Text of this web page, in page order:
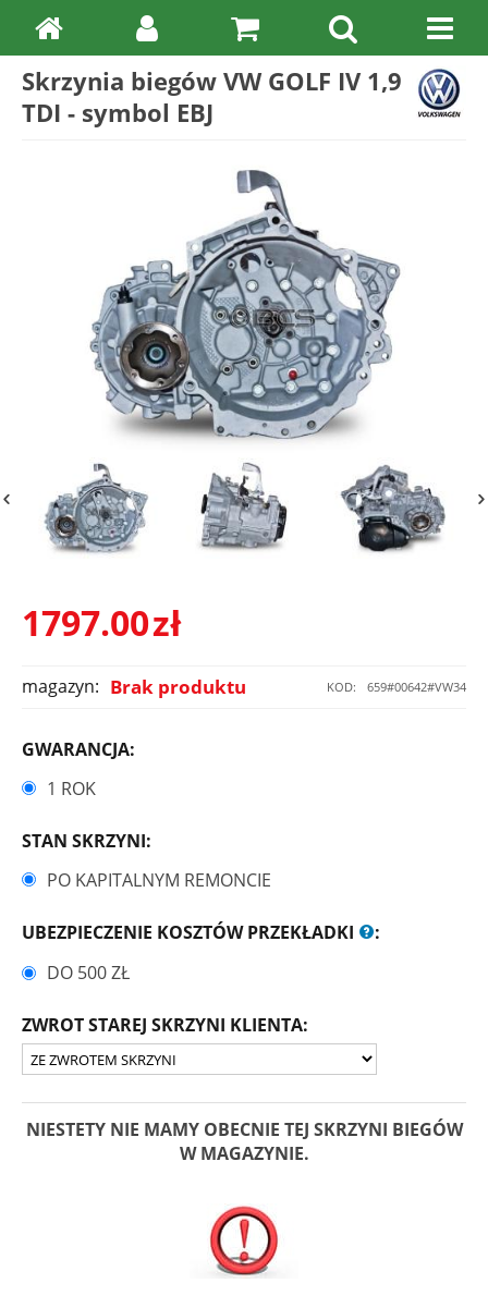
Skrzynia biegów VW GOLF IV 1,9
TDI - symbol EBJ
1797.00zł
KOD: 659#00642#VW34
magazyn: Brak produktu
GWARANCJA:
1 ROK
STAN SKRZYNI:
PO KAPITALNYM REMONCIE
UBEZPIECZENIE KOSZTÓW PRZEKŁADKI
:
DO 500 ZŁ
ZWROT STAREJ SKRZYNI KLIENTA:
NIESTETY NIE MAMY OBECNIE TEJ SKRZYNI BIEGÓW
W MAGAZYNIE.